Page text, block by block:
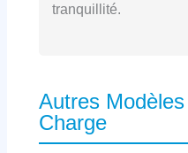
tranquillité.
Autres
Charge